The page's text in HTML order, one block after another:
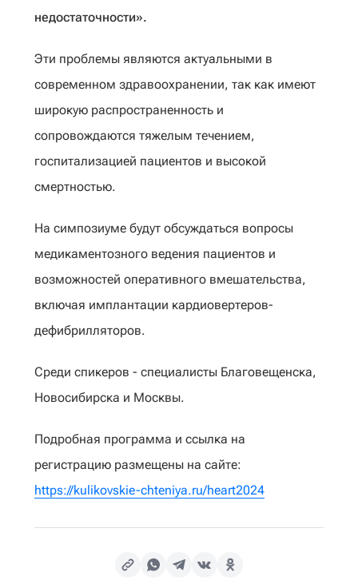
недостаточности».
Эти проблемы являются актуальными в
современном здравоохранении, так как имеют
широкую распространенность и
сопровождаются тяжелым течением,
госпитализацией пациентов и высокой
смертностью.
На симпозиуме будут обсуждаться вопросы
медикаментозного ведения пациентов и
возможностей оперативного вмешательства,
включая имплантации кардиовертеров-
дефибрилляторов.
Среди спикеров - специалисты Благовещенска,
Новосибирска и Москвы.
Подробная программа и ссылка на
регистрацию размещены на сайте:
https://kulikovskie-chteniya.ru/heart2024